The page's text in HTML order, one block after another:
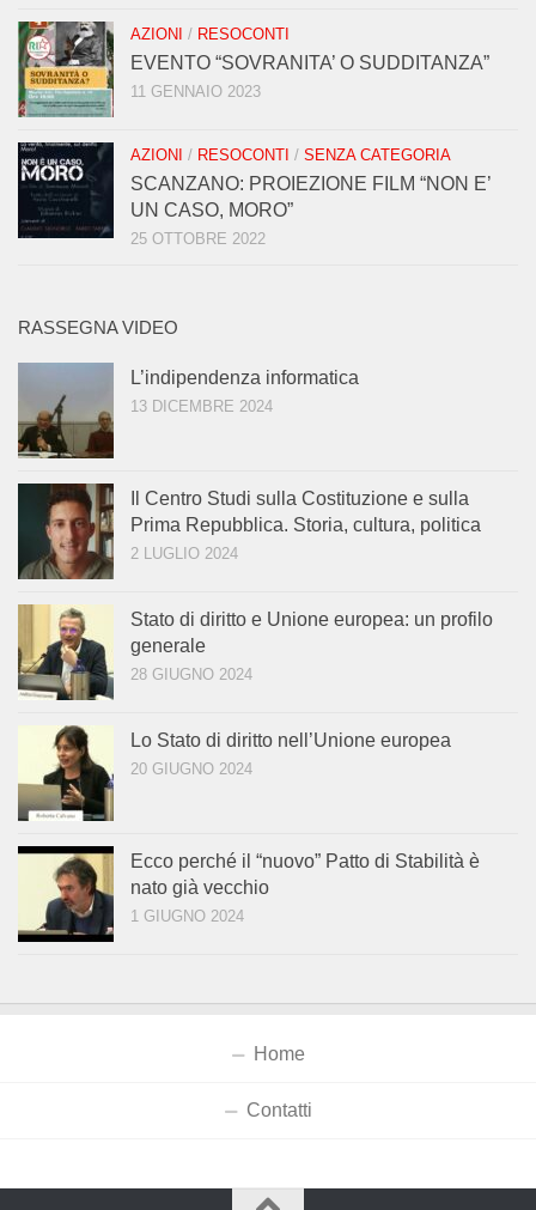
AZIONI / RESOCONTI
EVENTO “SOVRANITA’ O SUDDITANZA”
11 GENNAIO 2023
AZIONI / RESOCONTI / SENZA CATEGORIA
SCANZANO: PROIEZIONE FILM “NON E’
UN CASO, MORO”
25 OTTOBRE 2022
RASSEGNA VIDEO
L’indipendenza informatica
13 DICEMBRE 2024
Il Centro Studi sulla Costituzione e sulla
Prima Repubblica. Storia, cultura, politica
2 LUGLIO 2024
Stato di diritto e Unione europea: un profilo
generale
28 GIUGNO 2024
Lo Stato di diritto nell’Unione europea
20 GIUGNO 2024
Ecco perché il “nuovo” Patto di Stabilità è
nato già vecchio
1 GIUGNO 2024
Home
Contatti